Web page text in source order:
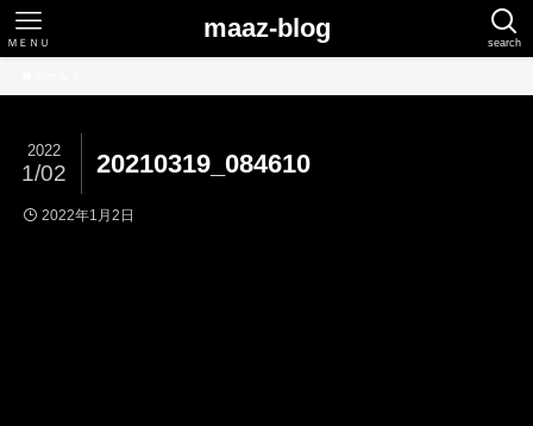
maaz-blog search
ＭＥＮＵ
20210319_084610
2022
1/02
2022年1月2日